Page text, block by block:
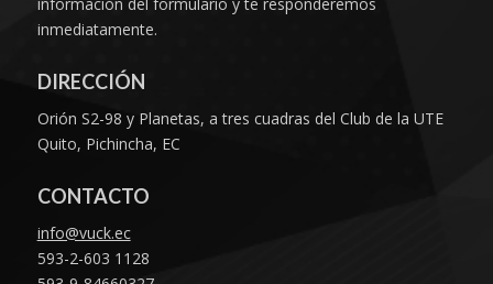
inmediatamente.
DIRECCIÓN
Orión S2-98 y Planetas, a tres cuadras del Club de la UTE
Quito, Pichincha, EC
CONTACTO
info@vuck.ec
593-2-603 1128